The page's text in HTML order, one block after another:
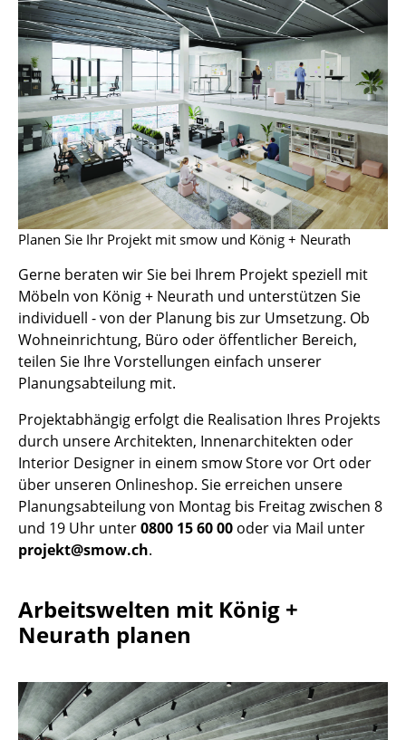
... alle Aufbewahrungsmöbel
Licht
Hängeleuchten & Deckenleuchten
Tischleuchten
Schreibtischleuchten
Stehleuchten & Leseleuchten
Bodenleuchten
Wandleuchten
Outdoor-Leuchten
Akkuleuchten
... alle Leuchten
Betten
Doppelbetten
Einzelbetten
Stapelbetten
Nachttische & Bettzubehör
... alle Betten
Accessoires
Uhren
Planen Sie Ihr Projekt mit smow und König + Neurath
Gerne beraten wir Sie bei Ihrem Projekt speziell mit
Möbeln von König + Neurath und unterstützen Sie
individuell - von der Planung bis zur Umsetzung. Ob
Wohneinrichtung, Büro oder öffentlicher Bereich,
teilen Sie Ihre Vorstellungen einfach unserer
Planungsabteilung mit.
Projektabhängig erfolgt die Realisation Ihres Projekts
durch unsere Architekten, Innenarchitekten oder
Interior Designer in einem smow Store vor Ort oder
über unseren Onlineshop. Sie erreichen unsere
Planungsabteilung von Montag bis Freitag zwischen 8
und 19 Uhr unter0800 15 60 00 oder via Mail unter
projekt@smow.ch.
Arbeitswelten mit König +
Neurath planen